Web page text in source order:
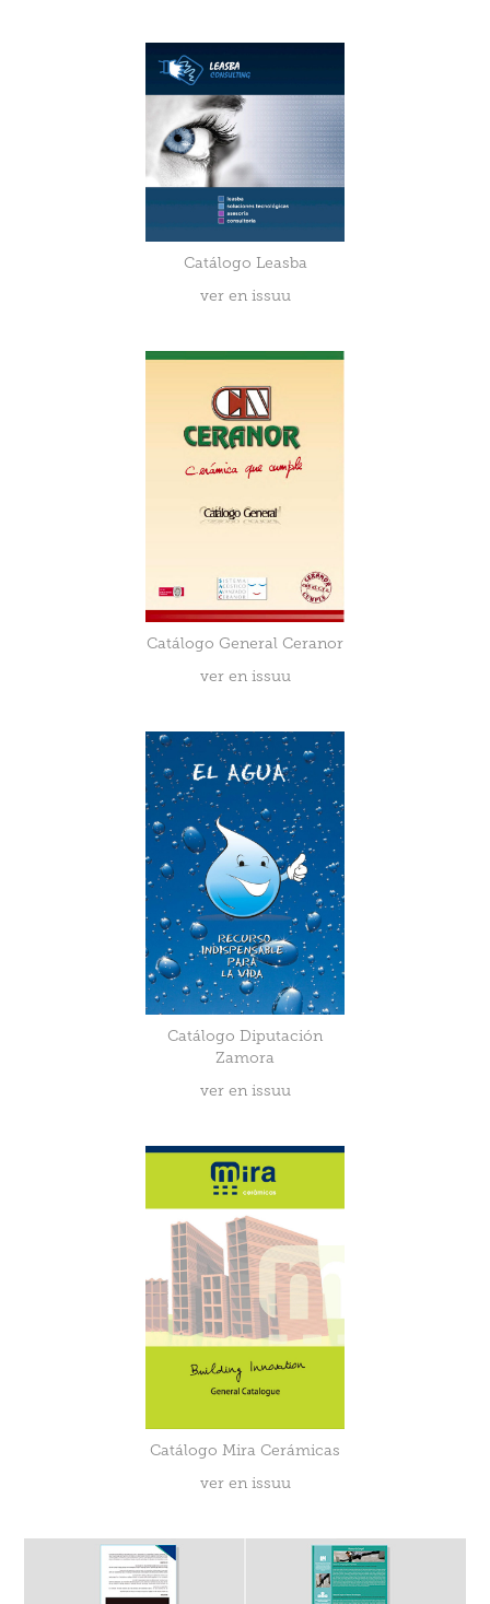
Catálogo Leasba
ver en issuu
Catálogo General Ceranor
ver en issuu
Catálogo Diputación
Zamora
ver en issuu
Catálogo Mira Cerámicas
ver en issuu